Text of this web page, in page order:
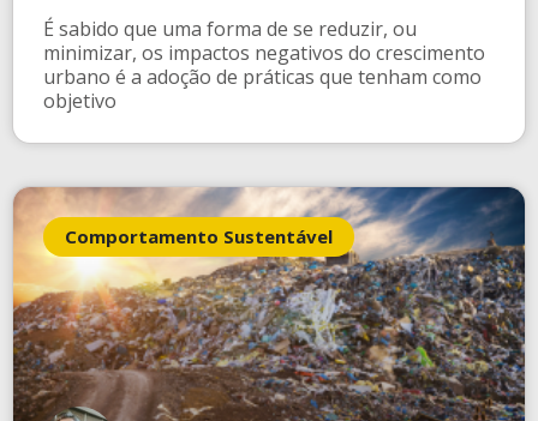
É sabido que uma forma de se reduzir, ou
minimizar, os impactos negativos do crescimento
urbano é a adoção de práticas que tenham como
objetivo
Comportamento Sustentável